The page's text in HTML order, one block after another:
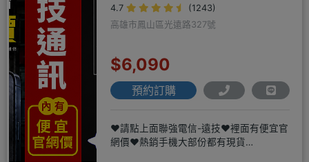
4.7
(1243)
高雄市鳳山區光遠路327號
$6,090
預約訂購
❤️請點上面聯強電信-遠技❤️裡面有便宜官
網價❤️熱銷手機大部份都有現貨